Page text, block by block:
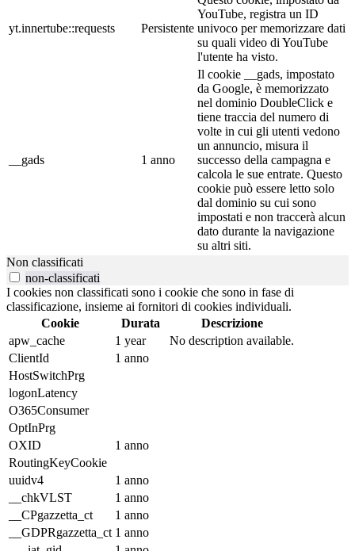
yt.innertube::requests Persistente
YouTube, registra un ID
univoco per memorizzare dati
su quali video di YouTube
l'utente ha visto.
__gads 1 anno
Il cookie __gads, impostato
da Google, è memorizzato
nel dominio DoubleClick e
tiene traccia del numero di
volte in cui gli utenti vedono
un annuncio, misura il
successo della campagna e
calcola le sue entrate. Questo
cookie può essere letto solo
dal dominio su cui sono
impostati e non traccerà alcun
dato durante la navigazione
su altri siti.
Non classificati
non-classificati
I cookies non classificati sono i cookie che sono in fase di
classificazione, insieme ai fornitori di cookies individuali.
Cookie
Durata
Descrizione
apw_cache
1 year
No description available.
ClientId
1 anno
HostSwitchPrg
logonLatency
O365Consumer
OptInPrg
OXID
1 anno
RoutingKeyCookie
uuidv4
1 anno
__chkVLST
1 anno
__CPgazzetta_ct
1 anno
__GDPRgazzetta_ct 1 anno